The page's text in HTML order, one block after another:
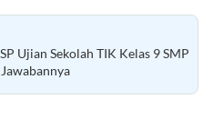
Ujian Sekolah TIK Kelas 9 SMP